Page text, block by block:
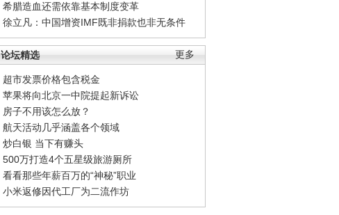
希腊造血还需依靠基本制度变革
徐立凡：中国增资IMF既非捐款也非无条件
更多
论坛精选
超市发票价格包含税金
苹果将向北京一中院提起新诉讼
房子不用该怎么放？
航天活动几乎涵盖各个领域
炒白银 当下有赚头
500万打造4个五星级旅游厕所
看看那些年薪百万的“神秘”职业
小米返修因代工厂为二流作坊